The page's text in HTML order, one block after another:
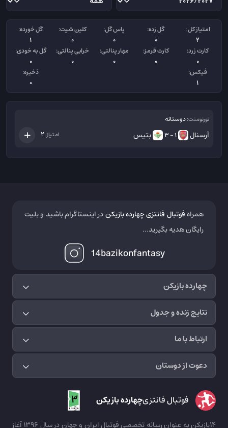
امتیاز کل :
2
گل زده:
0
پاس گل:
0
کلین شیت:
0
گل خورده:
1
کارت زرد:
0
کارت قرمز:
0
مهار پنالتی:
0
خرابی پنالتی:
0
گل به خودی:
0
فیکس:
1
ذخیره:
0
تورنومنت:دوستانه
آرسنال 1 - 3 بتیس امتیاز: 2
چهارده بازیکن
نتایج زنده و جدول
ارتباط با ما
دعوت از دوستان
همراهفوتبال فانتزی چهارده بازیکندر اینستاگرام باشید و بلیت
رایگان هدیه بگیرید...
14bazikonfantasy
فوتبال فانتزیچهارده بازیکن
14بازیکن به عنوان رسانه تخصصی فوتبال ایران و جهان در سال 1396 آغاز